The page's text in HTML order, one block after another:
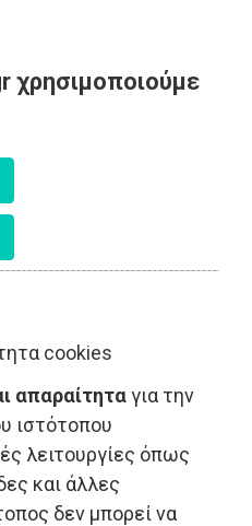
χρησιμοποιούμε
cookies
απαραίτηταγια την
ιστότοπου
λειτουργίες όπως
και άλλες
δεν μπορεί να